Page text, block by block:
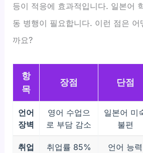
등이 적응에 효과적입니다. 일본어
동 병행이 필요합니다. 이런 점은
까요?
항
목
장점 단점
언어
장벽
영어 수업으
로 부담 감소
일본어 미
불편
취업
취업률 85%
언어 능력